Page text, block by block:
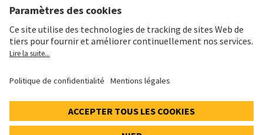
SWX: Implenia AG
ISIN: CH0023868554
62,30 CHF
0,00 CHF (0,00%)